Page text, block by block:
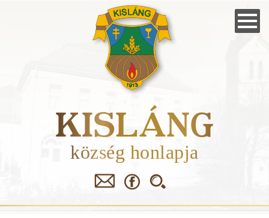
KISLÁNG
község honlapja